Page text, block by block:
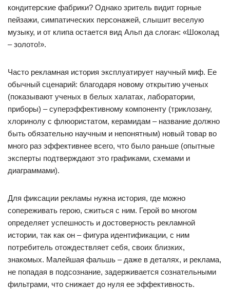
кондитерские фабрики? Однако зритель видит горные
пейзажи, симпатических персонажей, слышит веселую
музыку, и от клипа остается вид Альп да слоган: «Шоколад
– золото!».
Часто рекламная история эксплуатирует научный миф. Ее
обычный сценарий: благодаря новому открытию ученых
(показывают ученых в белых халатах, лаборатории,
приборы) – суперэффективному компоненту (триклозану,
хлоринолу с флюористатом, керамидам – название должно
быть обязательно научным и непонятным) новый товар во
много раз эффективнее всего, что было раньше (опытные
эксперты подтверждают это графиками, схемами и
диаграммами).
Для фиксации рекламы нужна история, где можно
сопереживать герою, сжиться с ним. Герой во многом
определяет успешность и достоверность рекламной
истории, так как он – фигура идентификации, с ним
потребитель отождествляет себя, своих близких,
знакомых. Малейшая фальшь – даже в деталях, и реклама,
не попадая в подсознание, задерживается сознательными
фильтрами, что снижает до нуля ее эффективность.